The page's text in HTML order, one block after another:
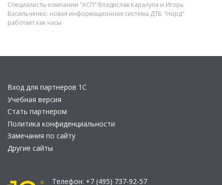
Специалисты компании "АСП" Владислав Каралупа и Игорь
Васильченко: новая информационная система ДТБ "Норд"
работает как часы
Вход для партнеров 1С
Учебная версия
Стать партнером
Политика конфиденциальности
Замечания по сайту
Другие сайты
Телефон: +7 (495) 737-92-57